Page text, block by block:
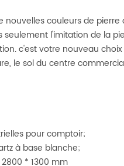
couleurs de
l'imitation de la
c'est votre nouveau
le sol du centre
pour comptoir;
à base blanche;
* 1300 mm